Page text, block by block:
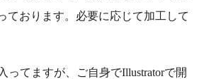
ております。必要に応じて加工して
ってますが、ご自身でIllustratorで開